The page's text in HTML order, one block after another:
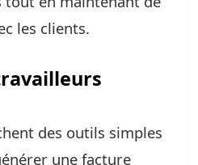
les clients.
des outils simples
une facture